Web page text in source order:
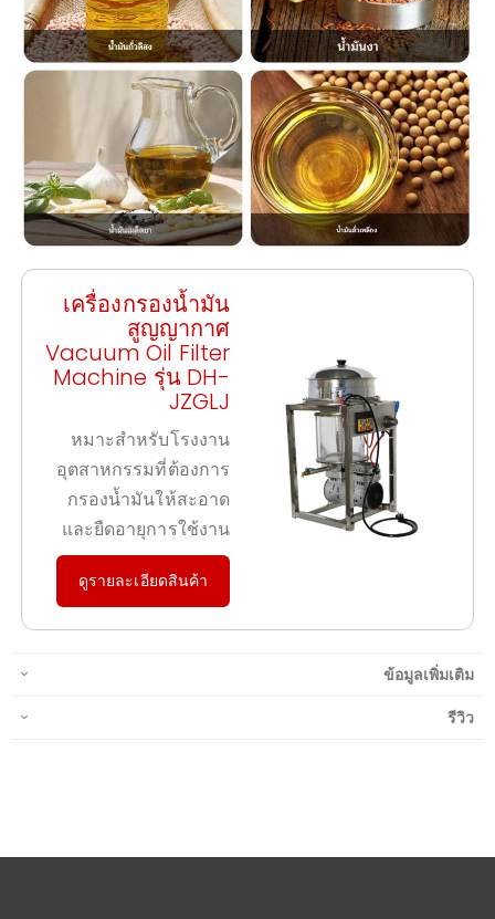
เครื่องกรองน้ำมัน
สูญญากาศ
Vacuum Oil Filter
Machine รุ่น DH-
JZGLJ
หมาะสำหรับโรงงาน
อุตสาหกรรมที่ต้องการ
กรองน้ำมันให้สะอาด
และยืดอายุการใช้งาน
ดูรายละเอียดสินค้า
ข้อมูลเพิ่มเติม
รีวิว